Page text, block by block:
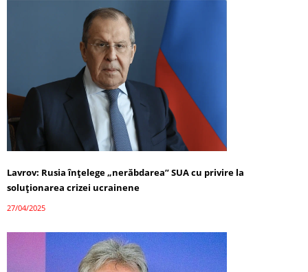
Lavrov: Rusia înțelege „nerăbdarea” SUA cu privire la
soluționarea crizei ucrainene
27/04/2025